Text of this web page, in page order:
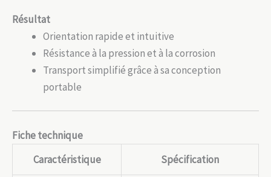
Résultat
Orientation rapide et intuitive
Résistance à la pression et à la corrosion
Transport simplifié grâce à sa conception
portable
Fiche technique
Caractéristique
Spécification